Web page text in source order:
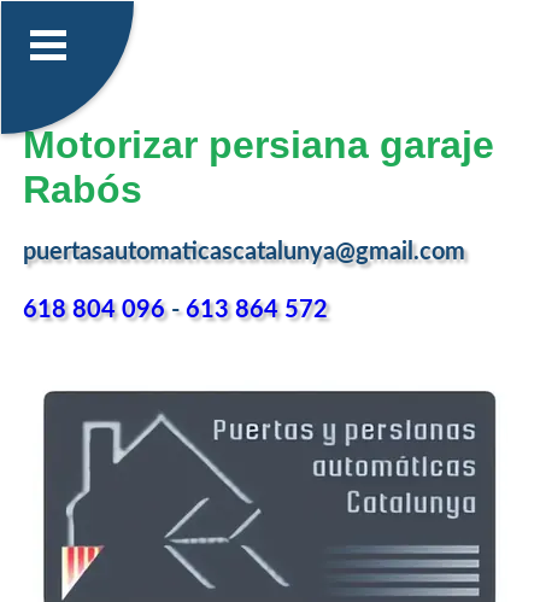
Motorizar persiana garaje
Rabós
puertasautomaticascatalunya@gmail.com
618 804 096-613 864 572